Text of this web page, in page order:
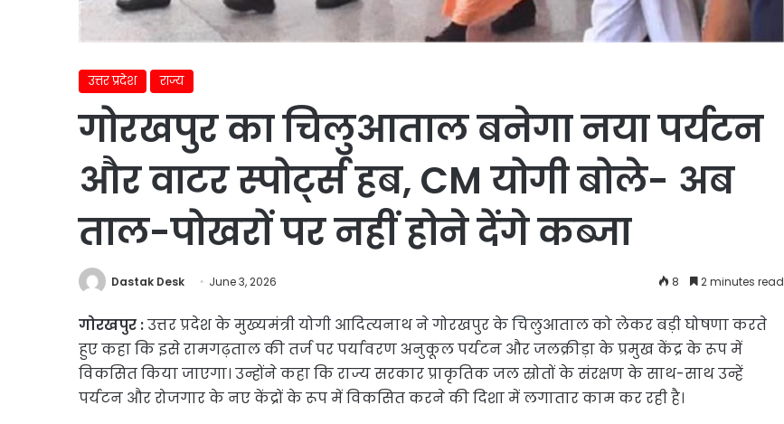
उत्तर प्रदेश राज्य
गोरखपुर का चिलुआताल बनेगा नया पर्यटन
और वाटर स्पोर्ट्स हब, CM योगी बोले- अब
ताल-पोखरों पर नहीं होने देंगे कब्जा
Dastak Desk June 3, 2026 8 2 minutes read
गोरखपुर :उत्तर प्रदेश के मुख्यमंत्री योगी आदित्यनाथ ने गोरखपुर के चिलुआताल को लेकर बड़ी घोषणा करते
हुए कहा कि इसे रामगढ़ताल की तर्ज पर पर्यावरण अनुकूल पर्यटन और जलक्रीड़ा के प्रमुख केंद्र के रूप में
विकसित किया जाएगा। उन्होंने कहा कि राज्य सरकार प्राकृतिक जल स्रोतों के संरक्षण के साथ-साथ उन्हें
पर्यटन और रोजगार के नए केंद्रों के रूप में विकसित करने की दिशा में लगातार काम कर रही है।